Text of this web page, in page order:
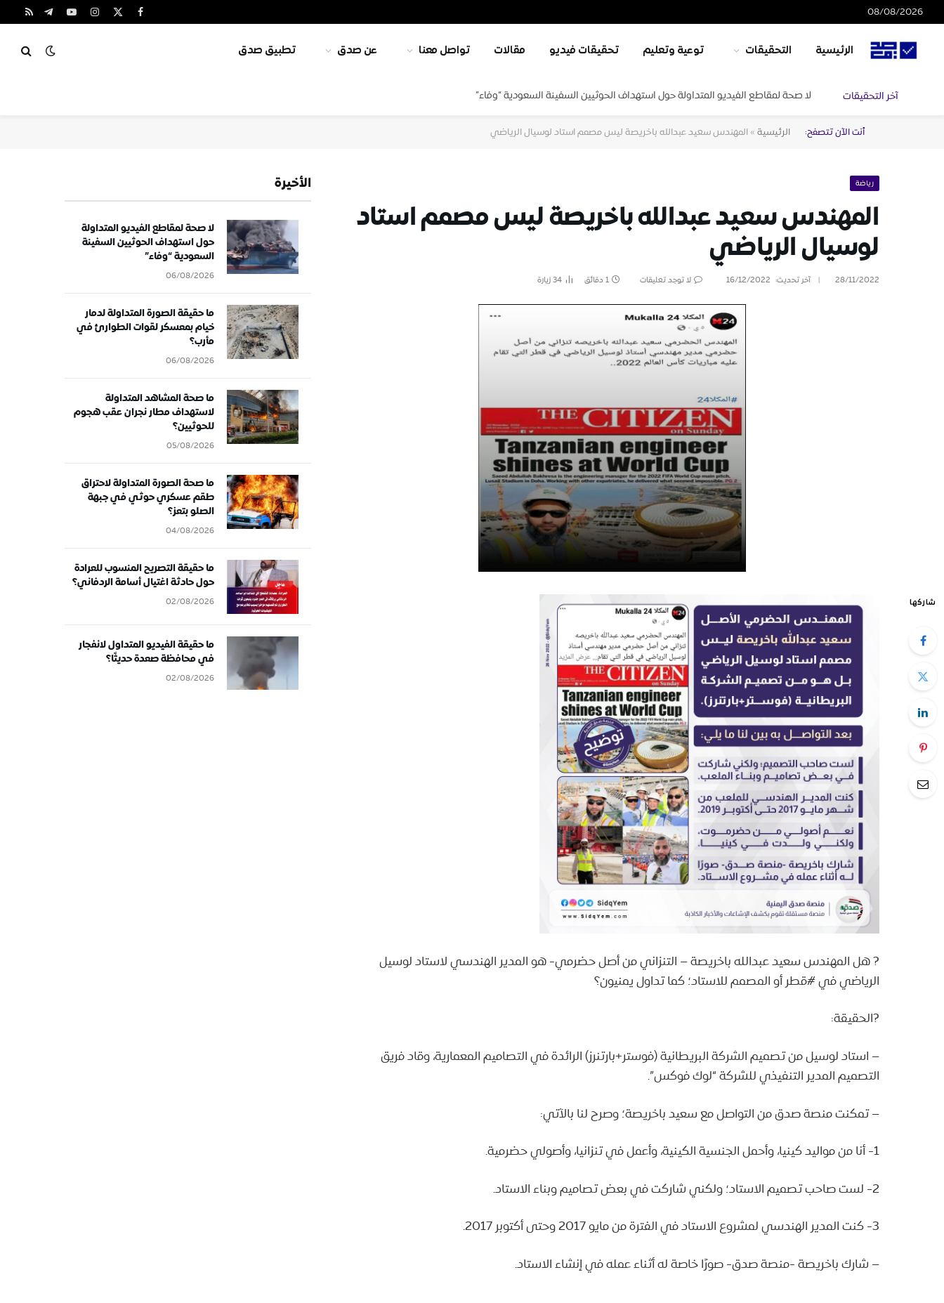
08/08/2026 فيسبوك
X
الانستغراميوتيوبتيلقرامRSS
الرئيسية التحقيقات توعية وتعليم تحقيقات فيديو مقالات تواصل معنا عن صدق تطبيق صدق
آخر التحقيقات لا صحة لمقاطع الفيديو المتداولة حول استهداف الحوثيين السفينة السعودية “وفاء”
أنت الآن تتصفح: الرئيسية» المهندس سعيد عبدالله باخريصة ليس مصمم استاد لوسيال الرياضي
رياضة
المهندس سعيد عبدالله باخريصة ليس مصمم استاد
لوسيال الرياضي
28/11/2022 آخر تحديث: 16/12/2022 لا توجد تعليقات 1 دقائق 34زيارة
شاركها
? هل المهندس سعيد عبدالله باخريصة – التنزاني من أصل حضرمي- هو المدير الهندسي لاستاد لوسيل
الرياضي في #قطر أو المصمم للاستاد؛ كما تداول يمنيون؟
?الحقيقة:
– استاد لوسيل من تصميم الشركة البريطانية (فوستر+بارتنرز) الرائدة في التصاميم المعمارية، وقاد فريق
التصميم المدير التنفيذي للشركة “لوك فوكس”.
– تمكنت منصة صدق من التواصل مع سعيد باخريصة؛ وصرح لنا بالآتي:
1- أنا من مواليد كينيا، وأحمل الجنسية الكينية، وأعمل في تنزانيا، وأصولي حضرمية.
2- لست صاحب تصميم الاستاد؛ ولكني شاركت في بعض تصاميم وبناء الاستاد.
3- كنت المدير الهندسي لمشروع الاستاد في الفترة من مايو 2017 وحتى أكتوبر 2017.
– شارك باخريصة -منصة صدق- صورًا خاصة له أثناء عمله في إنشاء الاستاد.
الأخيرة
لا صحة لمقاطع الفيديو المتداولة
حول استهداف الحوثيين السفينة
السعودية “وفاء”
06/08/2026
ما حقيقة الصورة المتداولة لدمار
خيام بمعسكر لقوات الطوارئ في
مأرب؟
06/08/2026
ما صحة المشاهد المتداولة
لاستهداف مطار نجران عقب هجوم
للحوثيين؟
05/08/2026
ما صحة الصورة المتداولة لاحتراق
طقم عسكري حوثي في جبهة
الصلو بتعز؟
04/08/2026
ما حقيقة التصريح المنسوب للعرادة
حول حادثة اغتيال أسامة الردفاني؟
02/08/2026
ما حقيقة الفيديو المتداول لانفجار
في محافظة صعدة حديثًا؟
02/08/2026